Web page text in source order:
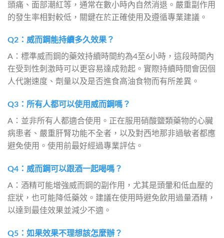
頭痛、面部潮紅等，通常在數小時內自然消退。嚴重副作用
的發生率相對較低，關鍵在於正確使用及遵循專業建議。
Q2：威而鋼能持續多久效果？
A：標準威而鋼的藥效持續時間約為4至6小時，這段時間內
在受到性刺激時可以更容易達成勃起。實際持續時間會因個
人代謝速度、劑量以及是否進食高油食物而有所差異。
Q3：所有人都可以使用威而鋼嗎？
A：並非所有人都適合使用。正在服用硝酸鹽類藥物的心臟
病患者、嚴重肝腎功能不全者，以及對西地那非過敏者都應
避免使用。使用前最好經過專業評估。
Q4：威而鋼可以跟酒一起喝嗎？
A：酒精可能增強威而鋼的副作用，尤其是頭暈和低血壓的
症狀，也可能降低藥效。建議在使用時避免飲用過量酒精，
以達到最佳效果並減少不適。
Q5：如果效果不理想該怎麼辦？